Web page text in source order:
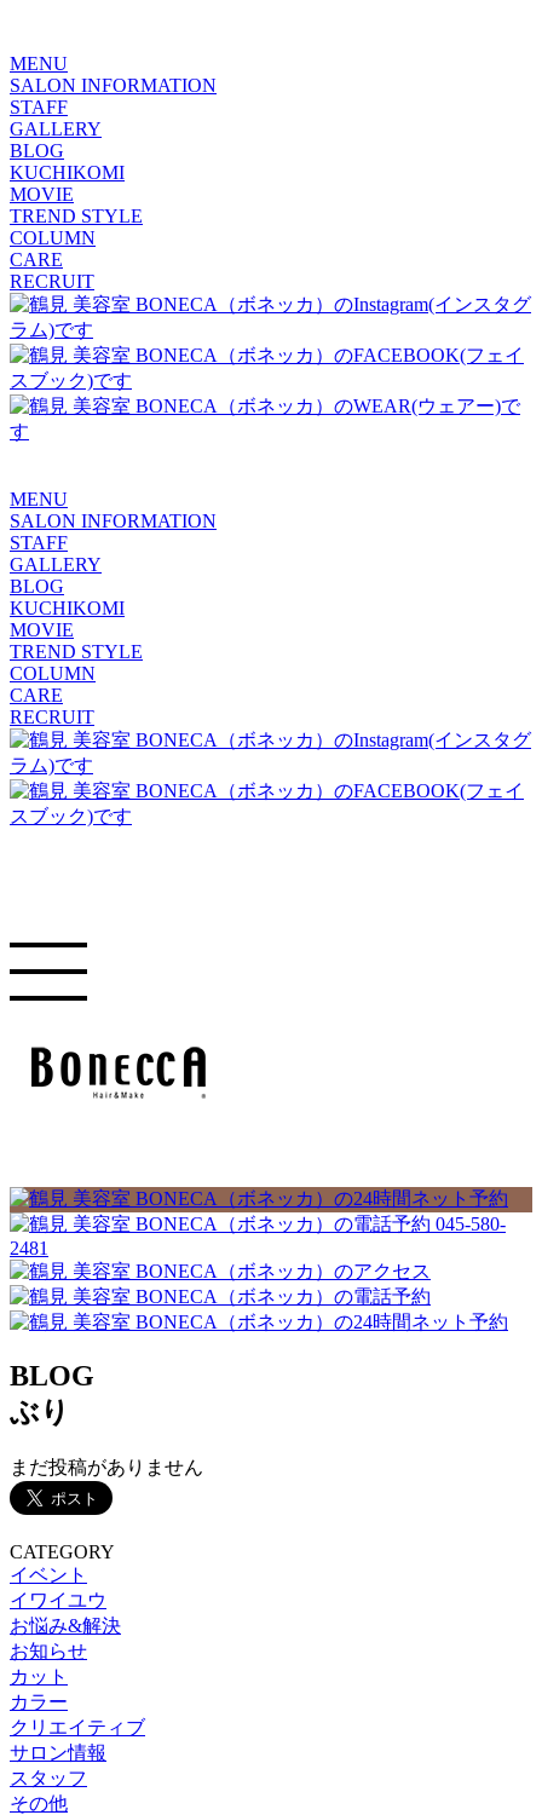
MENU
SALON INFORMATION
STAFF
GALLERY
BLOG
KUCHIKOMI
MOVIE
TREND STYLE
COLUMN
CARE
RECRUIT
MENU
SALON INFORMATION
STAFF
GALLERY
BLOG
KUCHIKOMI
MOVIE
TREND STYLE
COLUMN
CARE
RECRUIT
045-580-
2481
BLOG
ぶり
まだ投稿がありません
CATEGORY
イベント
イワイユウ
お悩み&解決
お知らせ
カット
カラー
クリエイティブ
サロン情報
スタッフ
その他